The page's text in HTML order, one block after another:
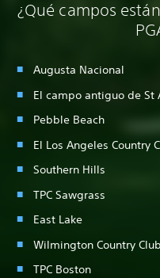
¿Qué campos
Augusta Nacional
El campo antiguo de St
Pebble Beach
El Los Angeles Country
Southern Hills
TPC Sawgrass
East Lake
Wilmington Country Club
TPC Boston